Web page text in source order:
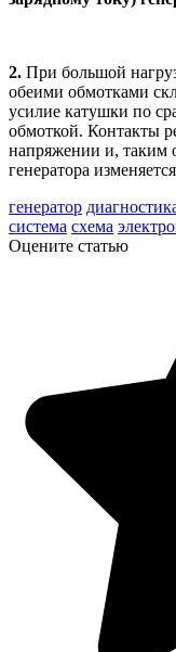
2. При большой
обеими обмотками
усилие катушки по
обмоткой. Контакты
напряжении и, таким
генератора
генератор
система схема
Оцените статью